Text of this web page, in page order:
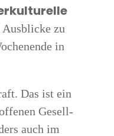
zu
in
Das ist ein
Gesell­
auch im